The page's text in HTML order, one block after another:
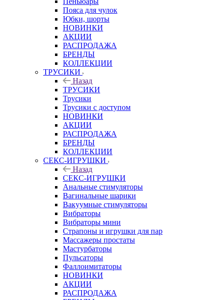
Пояса для чулок
Юбки, шорты
НОВИНКИ
АКЦИИ
РАСПРОДАЖА
БРЕНДЫ
КОЛЛЕКЦИИ
ТРУСИКИ
Назад
ТРУСИКИ
Трусики
Трусики с доступом
НОВИНКИ
АКЦИИ
РАСПРОДАЖА
БРЕНДЫ
КОЛЛЕКЦИИ
СЕКС-ИГРУШКИ
Назад
СЕКС-ИГРУШКИ
Анальные стимуляторы
Вагинальные шарики
Вакуумные стимуляторы
Вибраторы
Вибраторы мини
Страпоны и игрушки для пар
Массажеры простаты
Мастурбаторы
Пульсаторы
Фаллоимитаторы
НОВИНКИ
АКЦИИ
РАСПРОДАЖА